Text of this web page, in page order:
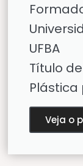
UFBA
Título
Plástica
Veja o